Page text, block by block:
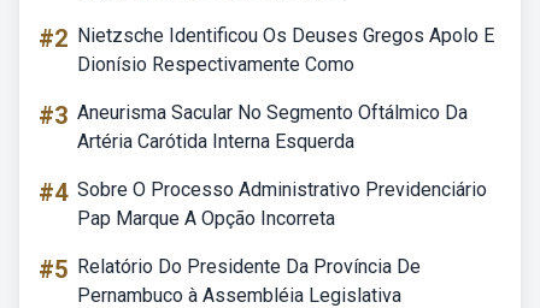
#2 Nietzsche Identificou Os Deuses Gregos Apolo E
Dionísio Respectivamente Como
#3 Aneurisma Sacular No Segmento Oftálmico Da
Artéria Carótida Interna Esquerda
#4 Sobre O Processo Administrativo Previdenciário
Pap Marque A Opção Incorreta
#5 Relatório Do Presidente Da Província De
Pernambuco à Assembléia Legislativa